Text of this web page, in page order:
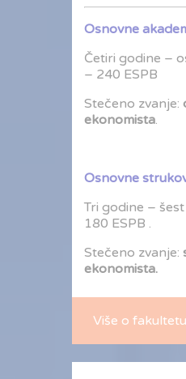
Osnovne
Četiri godine –
– 240 ESPB
Stečeno zvanje:
ekonomista.
Osnovne
Tri godine –
180 ESPB .
Stečeno zvanje:
ekonomista.
Više o